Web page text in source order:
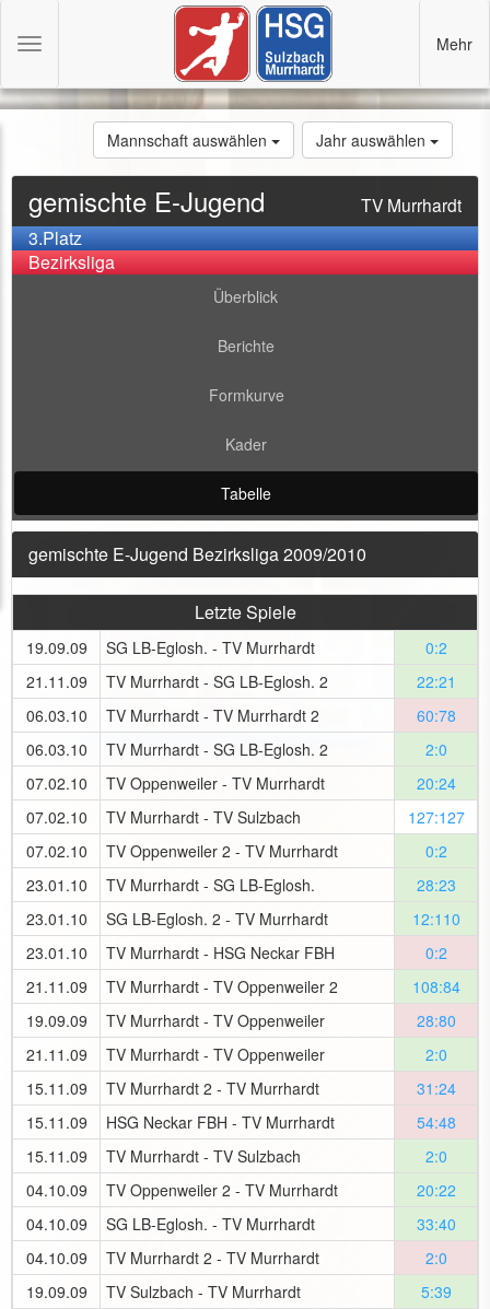
Mannschaft auswählen Jahr auswählen
gemischte E-Jugend TV Murrhardt
3.Platz
Bezirksliga
Überblick
Berichte
Formkurve
Kader
Tabelle
gemischte E-Jugend Bezirksliga 2009/2010
Letzte Spiele
19.09.09 SG LB-Eglosh. - TV Murrhardt
0:2
21.11.09
TV Murrhardt - SG LB-Eglosh. 2
22:21
06.03.10
TV Murrhardt - TV Murrhardt 2
60:78
06.03.10
TV Murrhardt - SG LB-Eglosh. 2
2:0
07.02.10
TV Oppenweiler - TV Murrhardt
20:24
07.02.10
TV Murrhardt - TV Sulzbach
127:127
07.02.10
TV Oppenweiler 2 - TV Murrhardt
0:2
23.01.10
TV Murrhardt - SG LB-Eglosh.
28:23
23.01.10
SG LB-Eglosh. 2 - TV Murrhardt
12:110
23.01.10
TV Murrhardt - HSG Neckar FBH
0:2
21.11.09
TV Murrhardt - TV Oppenweiler 2
108:84
19.09.09
TV Murrhardt - TV Oppenweiler
28:80
21.11.09
TV Murrhardt - TV Oppenweiler
2:0
15.11.09
TV Murrhardt 2 - TV Murrhardt
31:24
15.11.09
HSG Neckar FBH - TV Murrhardt
54:48
15.11.09
TV Murrhardt - TV Sulzbach
2:0
04.10.09
TV Oppenweiler 2 - TV Murrhardt
20:22
04.10.09
SG LB-Eglosh. - TV Murrhardt
33:40
04.10.09
TV Murrhardt 2 - TV Murrhardt
2:0
19.09.09
TV Sulzbach - TV Murrhardt
5:39
Toggle
Mehr